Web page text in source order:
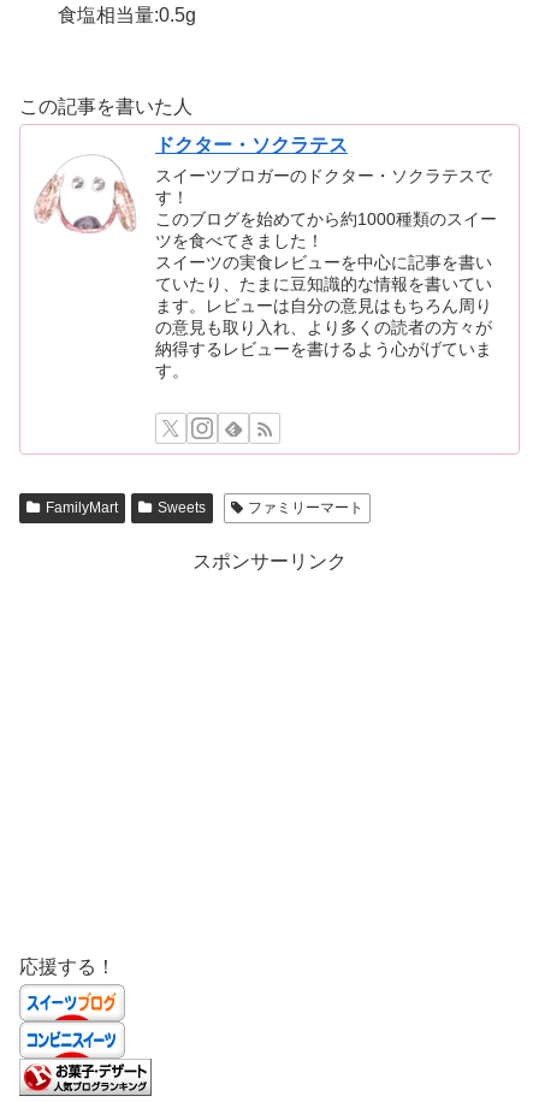
食塩相当量:0.5g
この記事を書いた人
ドクター・ソクラテス
スイーツブロガーのドクター・ソクラテスで
す！
このブログを始めてから約1000種類のスイー
ツを食べてきました！
スイーツの実食レビューを中心に記事を書い
ていたり、たまに豆知識的な情報を書いてい
ます。レビューは自分の意見はもちろん周り
の意見も取り入れ、より多くの読者の方々が
納得するレビューを書けるよう心がげていま
す。
FamilyMart Sweets ファミリーマート
スポンサーリンク
応援する！